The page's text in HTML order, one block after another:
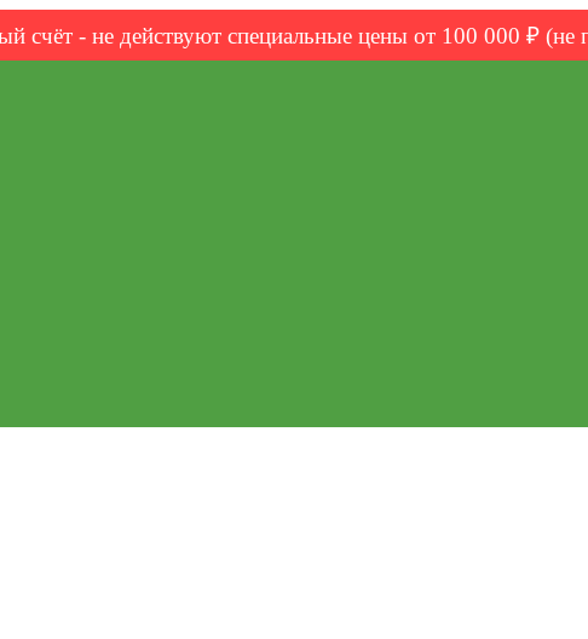
счёт - не действуют специальные цены от 100 000 ₽ (не